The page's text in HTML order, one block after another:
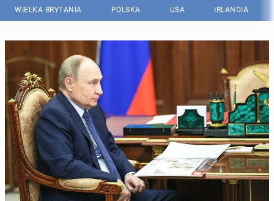
WIELKA BRYTANIA POLSKA USA IRLANDIA